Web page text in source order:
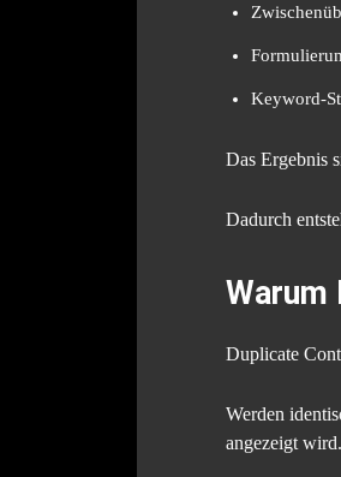
Keyword-
Das Ergebnis
Dadurch
Warum
Duplicate
Werden
angezeigt